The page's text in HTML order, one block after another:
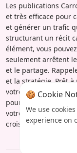
Les publications
et très efficace pour
et générer un trafic
structurant un récit
élément, vous
seulement arrêtent
et le partage.
et la stratégie. Prêt
votre trafic s'envoler
pour explorer notre
votre présence sur
croissance.
🍪 Cookie
We use
experience on